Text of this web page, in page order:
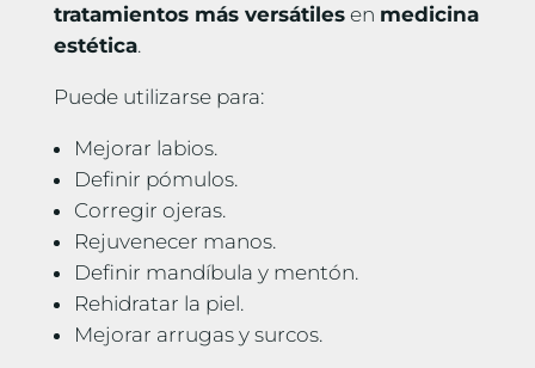
tratamientos más versátilesen medicina
estética.
Puede utilizarse para:
Mejorar labios.
Definir pómulos.
Corregir ojeras.
Rejuvenecer manos.
Definir mandíbula y mentón.
Rehidratar la piel.
Mejorar arrugas y surcos.